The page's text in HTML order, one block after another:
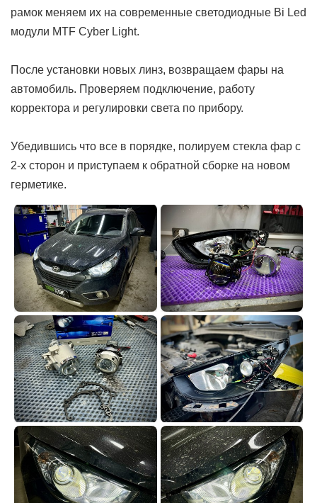
рамок меняем их на современные светодиодные Bi Led
модули MTF Cyber Light.
После установки новых линз, возвращаем фары на
автомобиль. Проверяем подключение, работу
корректора и регулировки света по прибору.
Убедившись что все в порядке, полируем стекла фар с
2-х сторон и приступаем к обратной сборке на новом
герметике.